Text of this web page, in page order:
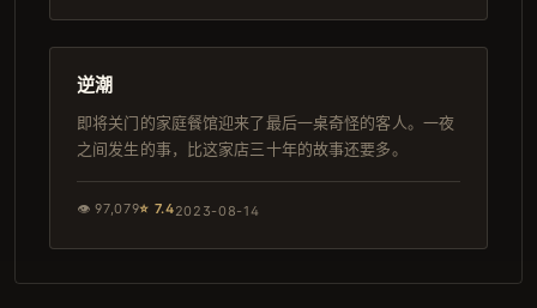
韩剧
88分钟
逆潮
即将关门的家庭餐馆迎来了最后一桌奇怪的客人。一夜
之间发生的事，比这家店三十年的故事还要多。
👁97,079⭐ 7.42023-08-14